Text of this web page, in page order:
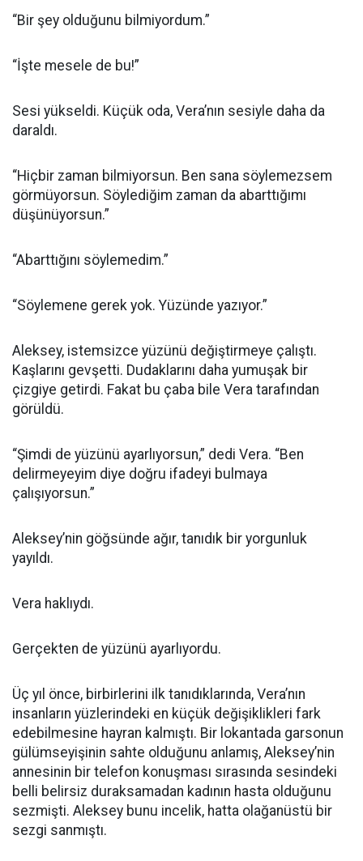
“Bir şey olduğunu bilmiyordum.”
“İşte mesele de bu!”
Sesi yükseldi. Küçük oda, Vera’nın sesiyle daha da
daraldı.
“Hiçbir zaman bilmiyorsun. Ben sana söylemezsem
görmüyorsun. Söylediğim zaman da abarttığımı
düşünüyorsun.”
“Abarttığını söylemedim.”
“Söylemene gerek yok. Yüzünde yazıyor.”
Aleksey, istemsizce yüzünü değiştirmeye çalıştı.
Kaşlarını gevşetti. Dudaklarını daha yumuşak bir
çizgiye getirdi. Fakat bu çaba bile Vera tarafından
görüldü.
“Şimdi de yüzünü ayarlıyorsun,” dedi Vera. “Ben
delirmeyeyim diye doğru ifadeyi bulmaya
çalışıyorsun.”
Aleksey’nin göğsünde ağır, tanıdık bir yorgunluk
yayıldı.
Vera haklıydı.
Gerçekten de yüzünü ayarlıyordu.
Üç yıl önce, birbirlerini ilk tanıdıklarında, Vera’nın
insanların yüzlerindeki en küçük değişiklikleri fark
edebilmesine hayran kalmıştı. Bir lokantada garsonun
gülümseyişinin sahte olduğunu anlamış, Aleksey’nin
annesinin bir telefon konuşması sırasında sesindeki
belli belirsiz duraksamadan kadının hasta olduğunu
sezmişti. Aleksey bunu incelik, hatta olağanüstü bir
sezgi sanmıştı.